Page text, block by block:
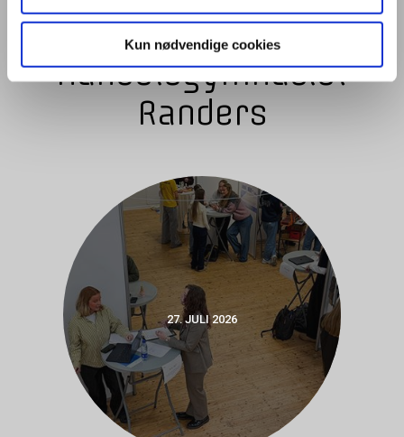
Kun nødvendige cookies
Nyheder fra Tradium
Handelsgymnasiet
Randers
27. JULI 2026